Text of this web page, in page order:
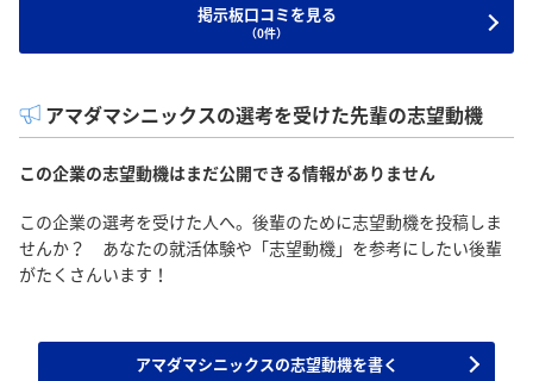
掲示板口コミを見る
（0件）
アマダマシニックスの選考を受けた先輩の志望動機
この企業の志望動機はまだ公開できる情報がありません
この企業の選考を受けた人へ。後輩のために志望動機を投稿しま
せんか？ あなたの就活体験や「志望動機」を参考にしたい後輩
がたくさんいます！
アマダマシニックスの志望動機を書く